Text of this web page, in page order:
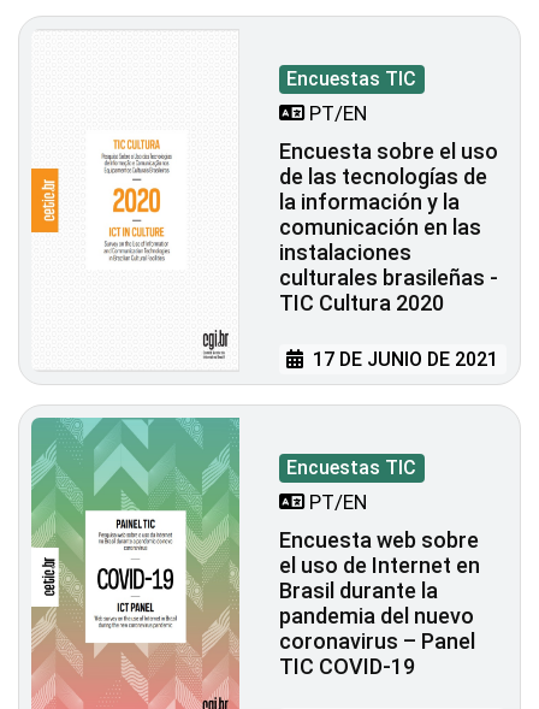
Encuestas TIC
PT/EN
Encuesta sobre el uso
de las tecnologías de
la información y la
comunicación en las
instalaciones
culturales brasileñas -
TIC Cultura 2020
17 DE JUNIO DE 2021
Encuestas TIC
PT/EN
Encuesta web sobre
el uso de Internet en
Brasil durante la
pandemia del nuevo
coronavirus – Panel
TIC COVID-19